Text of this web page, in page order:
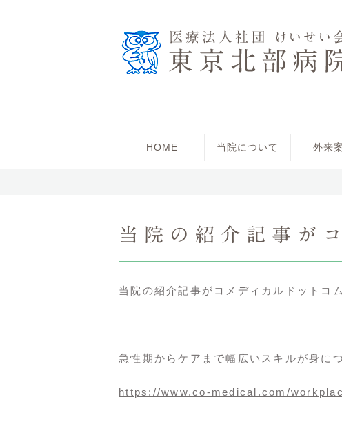
HOME 当院について 外来
当院の紹介記事が
当院の紹介記事がコメディカルドットコ
急性期からケアまで幅広いスキルが身
https://www.co-medical.com/